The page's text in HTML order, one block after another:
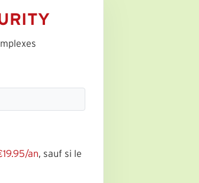
an, sauf si le